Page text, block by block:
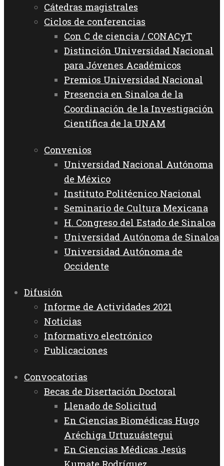
Cátedras magistrales
Ciclos de conferencias
Con C de ciencia / CONACyT
Distinción Universidad Nacional
para Jóvenes Académicos
Premios Universidad Nacional
Presencia en Sinaloa de la
Coordinación de la Investigación
Científica de la UNAM
Convenios
Universidad Nacional Autónoma
de México
Instituto Politécnico Nacional
Seminario de Cultura Mexicana
H. Congreso del Estado de Sinaloa
Universidad Autónoma de Sinaloa
Universidad Autónoma de
Occidente
Difusión
Informe de Actividades 2021
Noticias
Informativo electrónico
Publicaciones
Convocatorias
Becas de Disertación Doctoral
Llenado de Solicitud
En Ciencias Biomédicas Hugo
Aréchiga Urtuzuástegui
En Ciencias Médicas Jesús